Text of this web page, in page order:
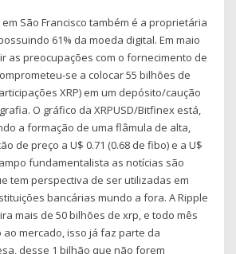
São Francisco também é a proprietária
61% da moeda digital. Em maio
as preocupações com o fornecimento de
se a colocar 55 bilhões de
XRP) em um depósito/caução
O gráfico da XRPUSD/Bitfinex está,
a formação de uma flâmula de alta,
de preço a U$ 0.71 (0.68 de fibo) e a U$
fundamentalista as notícias são
tem perspectiva de ser utilizadas em
bancárias mundo a fora. A Ripple
mais de 50 bilhões de xrp, e todo mês
mercado, isso já faz parte da
desse 1 bilhão que não forem